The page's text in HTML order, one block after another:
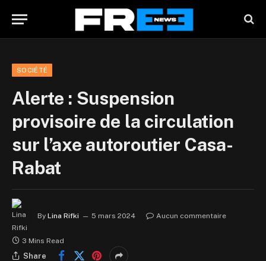
SOCIÉTÉ
Alerte : Suspension
provisoire de la circulation
sur l’axe autoroutier Casa-
Rabat
By Lina Rifki 5 mars 2024 Aucun commentaire
3 Mins Read
Share